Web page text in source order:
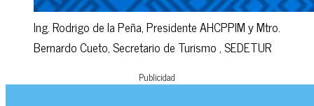
Ing. Rodrigo de la Peña, Presidente AHCPPIM y Mtro.
Bernardo Cueto, Secretario de Turismo , SEDETUR
Publicidad